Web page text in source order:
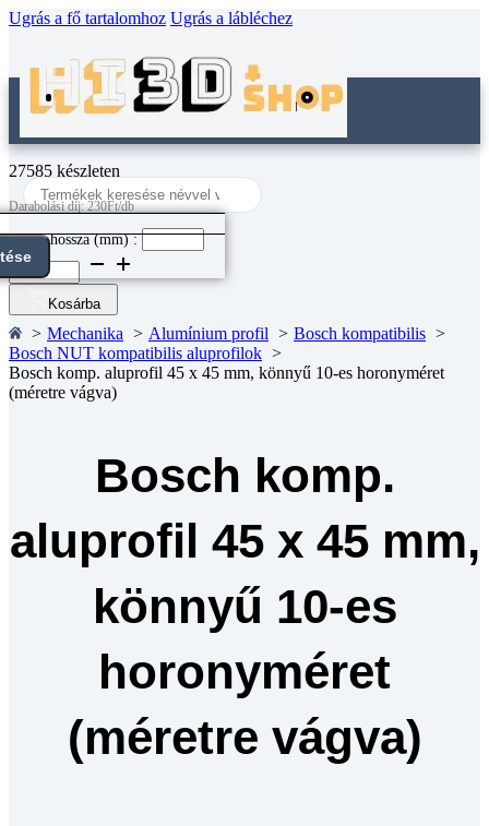
Ugrás a fő tartalomhoz Ugrás a lábléchez
Search
...
27585 készleten
Darabolási díj: 230Ft/db
Darab hossza (mm) :
Bosch
komp.
aluprofil
45
x
45
mm,
könnyű
Kosárba
Mechanika Alumínium profil
Bosch kompatibilis
Bosch NUT kompatibilis aluprofilok
Bosch komp. aluprofil 45 x 45 mm, könnyű 10-es horonyméret
(méretre vágva)
Bosch komp.
aluprofil 45 x 45 mm,
könnyű 10-es
horonyméret
(méretre vágva)